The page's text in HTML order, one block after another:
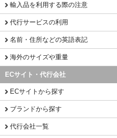
輸入品を利用する際の注意
代行サービスの利用
名前・住所などの英語表記
海外のサイズや重量
ECサイト・代行会社
ECサイトから探す
ブランドから探す
代行会社一覧